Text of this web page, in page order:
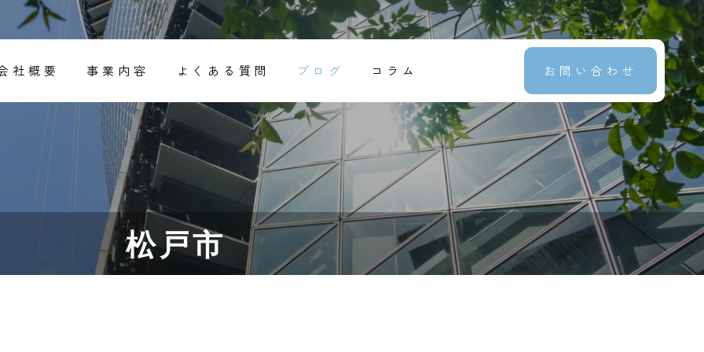
社概要 事業内容 よくある質問 ブログ コラム お問い合わせ
松戸市